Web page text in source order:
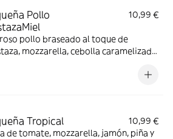
Pollo
10,99 €
pollo braseado al toque de
mozzarella, cebolla caramelizada
Tropical
10,99 €
de tomate, mozzarella, jamón, piña y